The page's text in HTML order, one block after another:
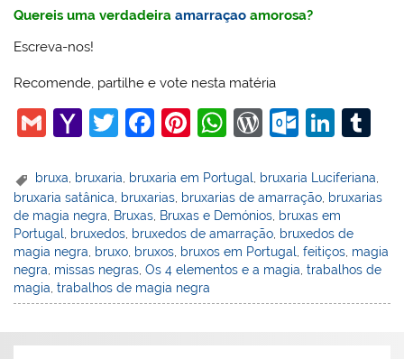
Quereis uma verdadeiraamarraçao amorosa?
Escreva-nos!
Recomende, partilhe e vote nesta matéria
G
ai
l
Y
h
o
o
M
ai
T
itt
er
F
c
e
b
o
o
Pi
er
e
st
W
at
s
A
p
p
W
d
Pr
e
ss
O
lo
o
k.
c
o
Li
k
e
dI
n
m
bl
r
bruxa bruxaria bruxaria em Portugal bruxaria Luciferiana
bruxaria satânica bruxarias bruxarias de amarração bruxarias
de magia negra Bruxas Bruxas e Demónios bruxas em
Portugal bruxedos bruxedos de amarração bruxedos de
magia negra bruxo bruxos bruxos em Portugal ,feitiços magia
negra missas negras ,Os 4 elementos e a magia ,trabalhos de
magia ,trabalhos de magia negra